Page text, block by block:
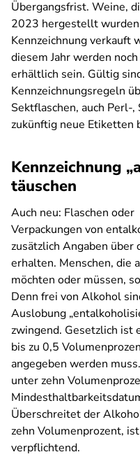
Übergangsfrist. Weine,
2023 hergestellt
Kennzeichnung verkauft
diesem Jahr werden
erhältlich sein. Gültig
Kennzeichnungsregeln
Sektflaschen, auch Perl-
zukünftig neue Etiketten
Kennzeichnung
täuschen
Auch neu: Flaschen oder
Verpackungen von
zusätzlich Angaben
erhalten. Menschen, die
möchten oder müssen,
Denn frei von Alkohol
Auslobung
zwingend. Gesetzlich ist
bis zu 0,5
angegeben werden
unter zehn
Überschreitet der
zehn Volumenprozent,
verpflichtend.